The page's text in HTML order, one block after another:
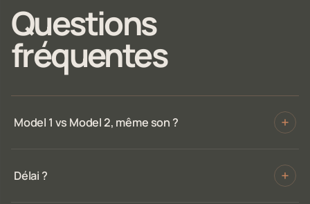
Questions
fréquentes
Model 1 vs Model 2, même son ?
Délai ?